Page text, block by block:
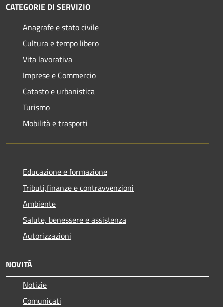
CATEGORIE DI SERVIZIO
Anagrafe e stato civile
Cultura e tempo libero
Vita lavorativa
Imprese e Commercio
Catasto e urbanistica
Turismo
Mobilità e trasporti
Educazione e formazione
Tributi,finanze e contravvenzioni
Ambiente
Salute, benessere e assistenza
Autorizzazioni
NOVITÀ
Notizie
Comunicati